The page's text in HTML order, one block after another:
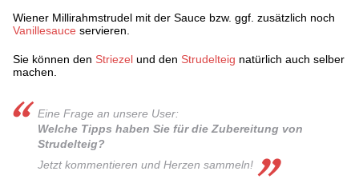
Wiener Millirahmstrudel mit der Sauce bzw. ggf. zusätzlich noch
Vanillesauce servieren.
Sie können den Striezel und den Strudelteig natürlich auch selber
machen.
Eine Frage an unsere User:
Welche Tipps haben Sie für die Zubereitung von
Strudelteig?
Jetzt kommentieren und Herzen sammeln!